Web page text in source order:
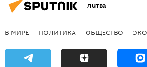
Литва
В МИРЕ ПОЛИТИКА ОБЩЕСТВО